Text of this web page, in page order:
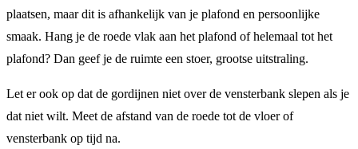
plaatsen, maar dit is afhankelijk van je plafond en persoonlijke
smaak. Hang je de roede vlak aan het plafond of helemaal tot het
plafond? Dan geef je de ruimte een stoer, grootse uitstraling.
Let er ook op dat de gordijnen niet over de vensterbank slepen als je
dat niet wilt. Meet de afstand van de roede tot de vloer of
vensterbank op tijd na.